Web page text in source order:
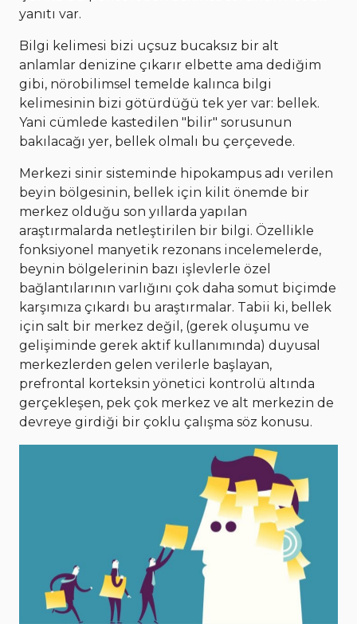
yanıtı var.
Bilgi kelimesi bizi uçsuz bucaksız bir alt
anlamlar denizine çıkarır elbette ama dediğim
gibi, nörobilimsel temelde kalınca bilgi
kelimesinin bizi götürdüğü tek yer var: bellek.
Yani cümlede kastedilen "bilir" sorusunun
bakılacağı yer, bellek olmalı bu çerçevede.
Merkezi sinir sisteminde hipokampus adı verilen
beyin bölgesinin, bellek için kilit önemde bir
merkez olduğu son yıllarda yapılan
araştırmalarda netleştirilen bir bilgi. Özellikle
fonksiyonel manyetik rezonans incelemelerde,
beynin bölgelerinin bazı işlevlerle özel
bağlantılarının varlığını çok daha somut biçimde
karşımıza çıkardı bu araştırmalar. Tabii ki, bellek
için salt bir merkez değil, (gerek oluşumu ve
gelişiminde gerek aktif kullanımında) duyusal
merkezlerden gelen verilerle başlayan,
prefrontal korteksin yönetici kontrolü altında
gerçekleşen, pek çok merkez ve alt merkezin de
devreye girdiği bir çoklu çalışma söz konusu.